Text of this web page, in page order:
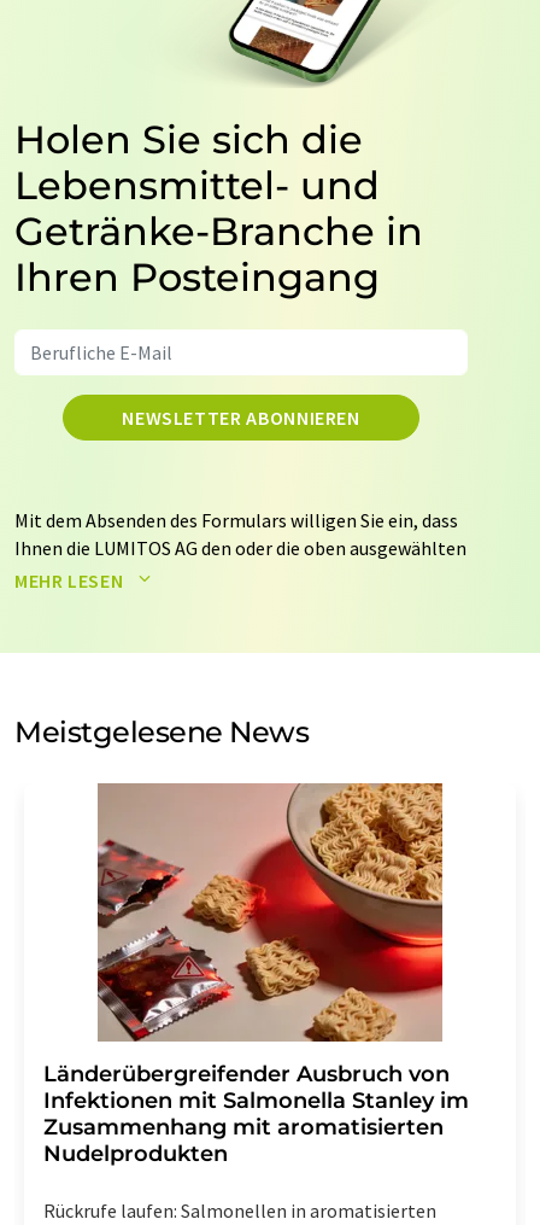
Holen Sie sich die
Lebensmittel- und
Getränke-Branche in
Ihren Posteingang
NEWSLETTER ABONNIEREN
Mit dem Absenden des Formulars willigen Sie ein, dass
Ihnen die LUMITOS AG den oder die oben ausgewählten
Newsletter per E-Mail zusendet. Ihre Daten werden
auf Basis unsererDatenschutzerklärung. LUMITOS darf
Meinungsforschung per E-Mail kontaktieren. Ihre
Einwilligung können Sie jederzeit ohne Angabe von
Str. 2, 12489 Berlin oder per E-Mail unter
mit Wirkung für die Zukunft
widerrufen. Zudem ist in jeder E-Mail ein Link zur
Abbestellung des entsprechenden Newsletters
enthalten.
MEHR LESEN
Meistgelesene News
Länderübergreifender Ausbruch von
Infektionen mit Salmonella Stanley im
Zusammenhang mit aromatisierten
Nudelprodukten
Rückrufe laufen: Salmonellen in aromatisierten